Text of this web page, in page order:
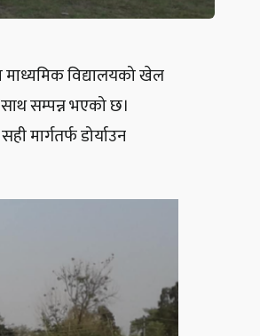
माध्यमिक विद्यालयको खेल
सम्पन्न भएको छ।
मार्गतर्फ डोर्याउन